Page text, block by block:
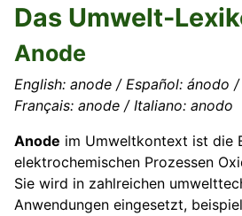
Das Umwelt-
Anode
English: anode / Español: ánodo
Français: anode / Italiano: anodo
Anode im Umweltkontext ist die
elektrochemischen Prozessen
Sie wird in zahlreichen
Anwendungen eingesetzt,